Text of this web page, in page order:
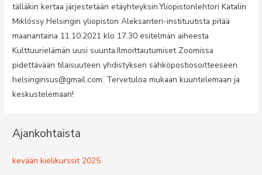
tälläkin kertaa järjestetään etäyhteyksin.Yliopistonlehtori Katalin
Miklóssy Helsingin yliopiston Aleksanteri-instituutista pitää
maanantaina 11.10.2021 klo 17.30 esitelmän aiheesta
Kulttuurielämän uusi suunta.Ilmoittautumiset Zoomissa
pidettävään tilaisuuteen yhdistyksen sähköpostiosoitteeseen
helsinginsus@gmail.com. Tervetuloa mukaan kuuntelemaan ja
keskustelemaan!
Ajankohtaista
kevään kielikurssit 2025